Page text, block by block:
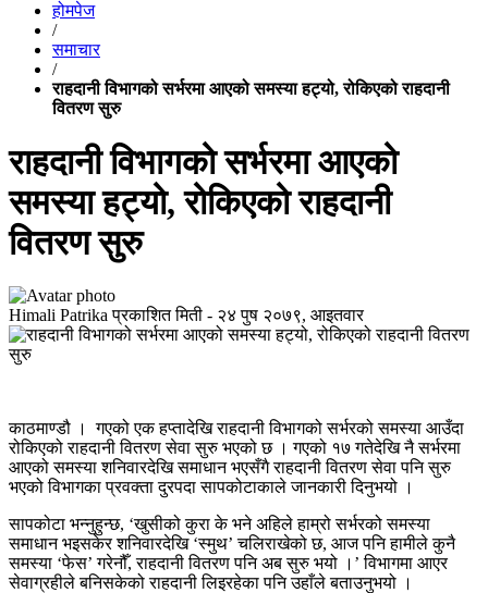
होमपेज
/
समाचार
/
राहदानी विभागको सर्भरमा आएको समस्या हट्यो, रोकिएको राहदानी
वितरण सुरु
राहदानी विभागको सर्भरमा आएको
समस्या हट्यो, रोकिएको राहदानी
वितरण सुरु
Himali Patrika प्रकाशित मिती - २४ पुष २०७९, आइतवार
काठमाण्डौ । गएको एक हप्तादेखि राहदानी विभागको सर्भरको समस्या आउँदा
रोकिएको राहदानी वितरण सेवा सुरु भएको छ । गएको १७ गतेदेखि नै सर्भरमा
आएको समस्या शनिवारदेखि समाधान भएसँगै राहदानी वितरण सेवा पनि सुरु
भएको विभागका प्रवक्ता दुरपदा सापकोटाकाले जानकारी दिनुभयो ।
सापकोटा भन्नुहुन्छ, ‘खुसीको कुरा के भने अहिले हाम्रो सर्भरको समस्या
समाधान भइसकेर शनिवारदेखि ‘स्मुथ’ चलिराखेको छ, आज पनि हामीले कुनै
समस्या ‘फेस’ गरेनौँ, राहदानी वितरण पनि अब सुरु भयो ।’ विभागमा आएर
सेवाग्रहीले बनिसकेको राहदानी लिइरहेका पनि उहाँले बताउनुभयो ।